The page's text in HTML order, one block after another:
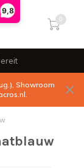
9,8
0
Showroom
.